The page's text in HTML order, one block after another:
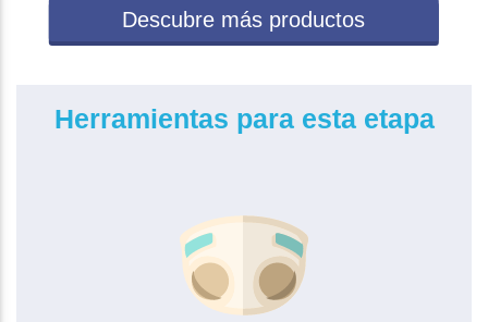
Descubre más productos
Herramientas para esta etapa